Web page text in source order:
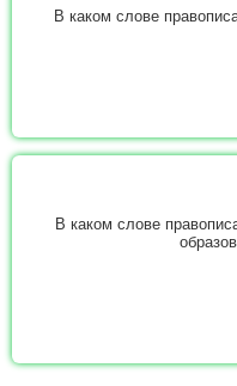
В каком слове
В каком слове